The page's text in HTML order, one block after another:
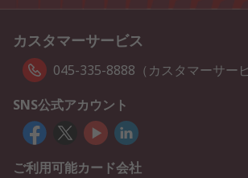
カスタマーサービス
045-335-8888（カスタマーサービ
SNS公式アカウント
ご利用可能カード会社